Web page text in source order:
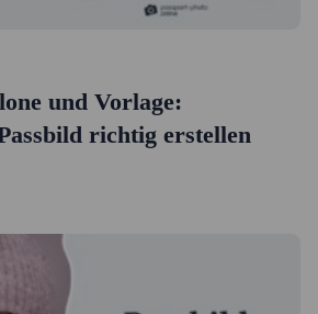
und Vorlage:
richtig erstellen